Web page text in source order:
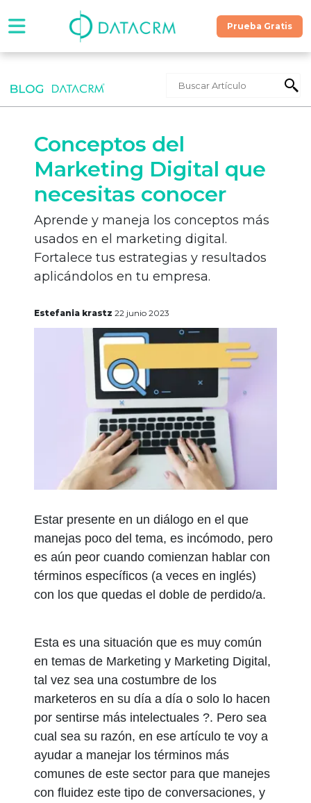
Software
Contáctanos
Recursos
¡Hablemos!
gratis
Prueba Gratis
Conceptos del
Marketing Digital que
necesitas conocer
Aprende y maneja los conceptos más
usados en el marketing digital.
Fortalece tus estrategias y resultados
aplicándolos en tu empresa.
Estefania krastz 22 junio 2023
Estar presente en un diálogo en el que
manejas poco del tema, es incómodo, pero
es aún peor cuando comienzan hablar con
términos específicos (a veces en inglés)
con los que quedas el doble de perdido/a.
Esta es una situación que es muy común
en temas de Marketing y Marketing Digital,
tal vez sea una costumbre de los
marketeros en su día a día o solo lo hacen
por sentirse más intelectuales ?. Pero sea
cual sea su razón, en ese artículo te voy a
ayudar a manejar los términos más
comunes de este sector para que manejes
con fluidez este tipo de conversaciones, y